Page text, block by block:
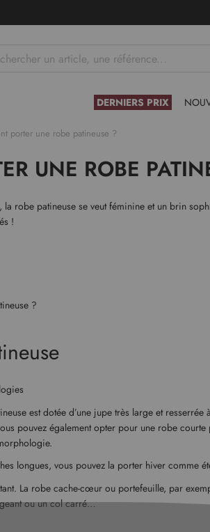
DERNIERS PRIX
porter une robe patineuse ?
UNE ROBE
la robe patineuse se veut féminine et un brin
!
?
est dotée d’une jupe très large et
pouvez également opter pour une robe
longues, vous pouvez la porter hiver comme
La robe cache-cœur ou portefeuille, par
ou un col carré…